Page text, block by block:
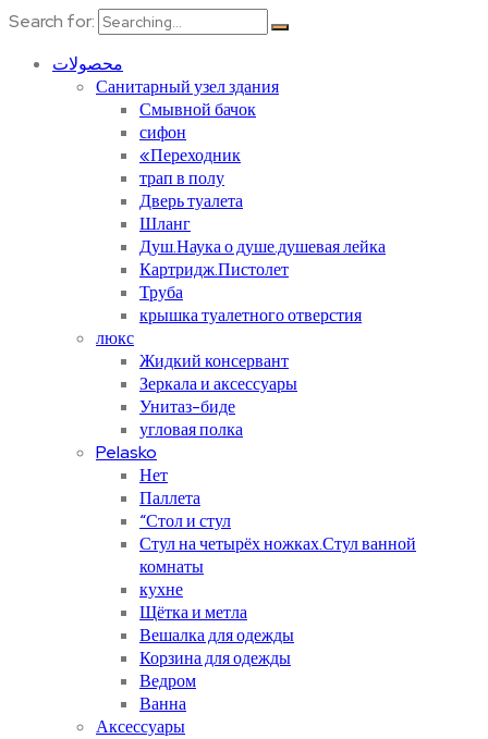
Search for:
محصولات
Санитарный узел здания
Смывной бачок
сифон
«Переходник
трап в полу
Дверь туалета
Шланг
Душ.Наука о душе.душевая лейка
Картридж.Пистолет
Труба
крышка туалетного отверстия
люкс
Жидкий консервант
Зеркала и аксессуары
Унитаз-биде
угловая полка
Pelasko
Нет
Паллета
“Стол и стул
Стул на четырёх ножках.Стул ванной
комнаты
кухне
Щётка и метла
Вешалка для одежды
Корзина для одежды
Ведром
Ванна
Аксессуары